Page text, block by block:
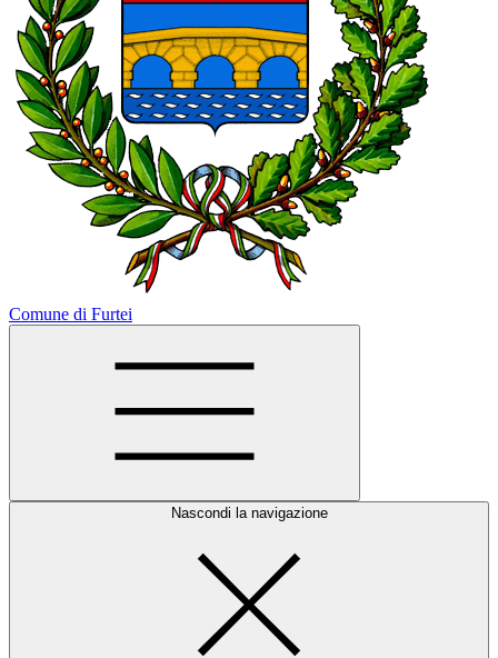
Comune di Furtei
Nascondi la navigazione